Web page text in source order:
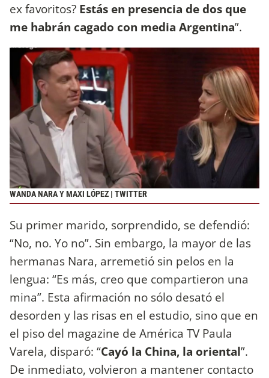
ex favoritos? Estás en presencia de dos que
me habrán cagado con media Argentina”.
WANDA NARA Y MAXI LÓPEZ | TWITTER
Su primer marido, sorprendido, se defendió:
“No, no. Yo no”. Sin embargo, la mayor de las
hermanas Nara, arremetió sin pelos en la
lengua: “Es más, creo que compartieron una
mina”. Esta afirmación no sólo desató el
desorden y las risas en el estudio, sino que en
el piso del magazine de América TV Paula
Varela, disparó: “Cayó la China, la oriental”.
De inmediato, volvieron a mantener contacto